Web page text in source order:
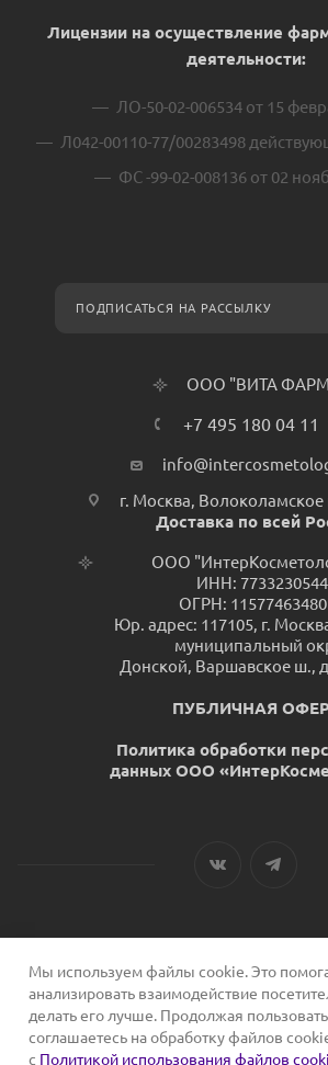
Лицензии на осуществление
деятельности:
ЛО-50-02-006534 от 15
Л042-00110-77/00283498
ФС -99-02-008136 от 02
ПОДПИСАТЬСЯ НА РАССЫЛКУ
ООО "ВИТА
+7 495 180 04 11
г. Москва, Волоколамское
Доставка по всей
ООО
ИНН: 7733230544
ОГРН:
Юр. адрес: 117105, г.
муниципальный
Донской, Варшавское ш.,
ПУБЛИЧНАЯ
Политика обработки
данных ООО
2026 © Сервис для
Мы используем файлы cookie. Это
анализировать взаимодействие
делать его лучше. Продолжая
соглашаетесь на обработку файлов
с Политикой использования файлов